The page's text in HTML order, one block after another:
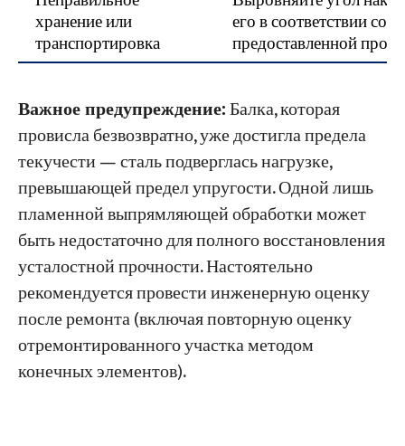
хранение или
транспортировка
его в соответствии со
предоставленной
Важное предупреждение:Балка, которая
провисла безвозвратно, уже достигла предела
текучести — сталь подверглась нагрузке,
превышающей предел упругости. Одной лишь
пламенной выпрямляющей обработки может
быть недостаточно для полного восстановления
усталостной прочности. Настоятельно
рекомендуется провести инженерную оценку
после ремонта (включая повторную оценку
отремонтированного участка методом
конечных элементов).